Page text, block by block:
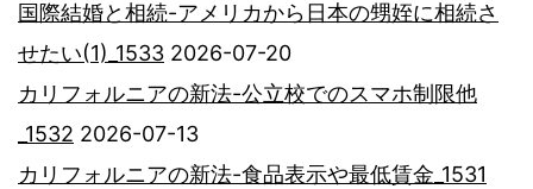
国際結婚と相続-アメリカから日本の甥姪に相続さ
せたい(1)_1533 2026-07-20
カリフォルニアの新法-公立校でのスマホ制限他
_1532 2026-07-13
カリフォルニアの新法-食品表示や最低賃金_1531